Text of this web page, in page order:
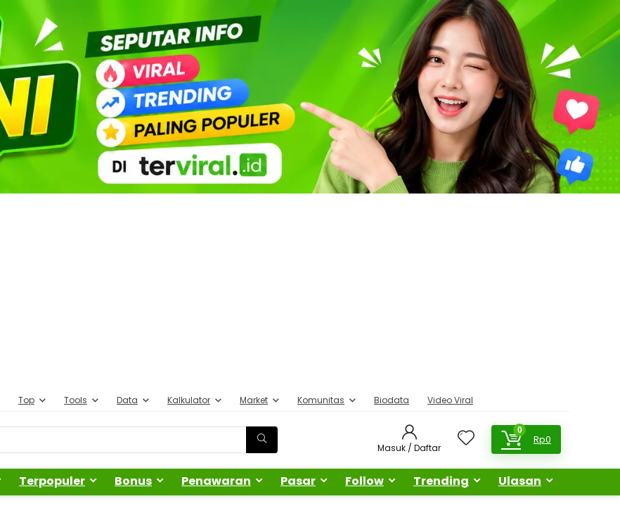
Top Tools Data Kalkulator Market Komunitas Biodata Video Viral
Masuk / Daftar
0
Rp0
Terpopuler Bonus Penawaran Pasar Follow Trending Ulasan